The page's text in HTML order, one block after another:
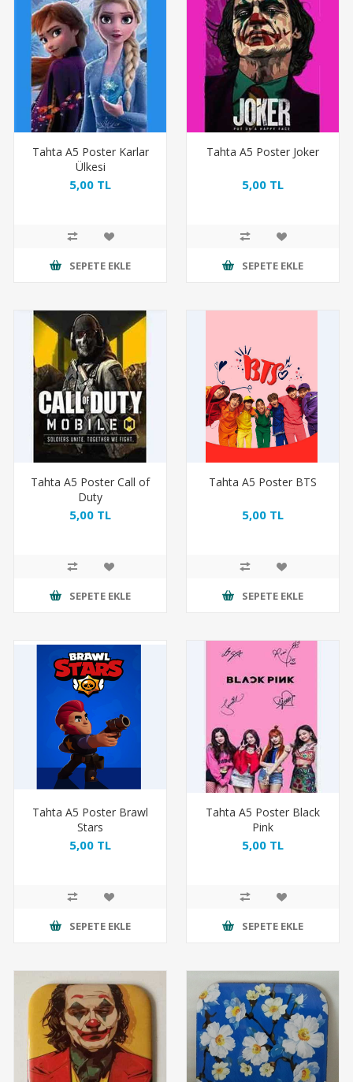
Tahta A5 Poster Karlar
Ülkesi
5,00 TL
SEPETE EKLE
Tahta A5 Poster Joker
5,00 TL
SEPETE EKLE
Tahta A5 Poster Call of
Duty
5,00 TL
SEPETE EKLE
Tahta A5 Poster BTS
5,00 TL
SEPETE EKLE
Tahta A5 Poster Brawl
Stars
5,00 TL
SEPETE EKLE
Tahta A5 Poster Black
Pink
5,00 TL
SEPETE EKLE